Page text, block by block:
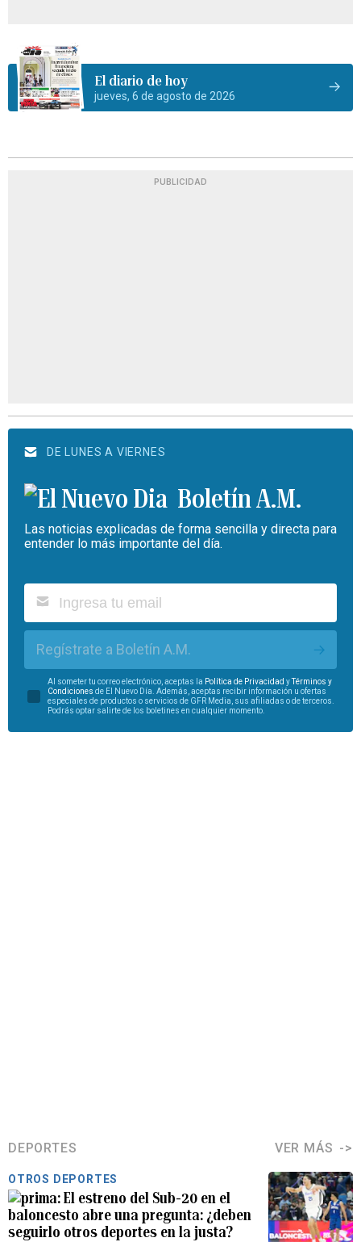
El diario de hoy
jueves, 6 de agosto de 2026
PUBLICIDAD
DE LUNES A VIERNES
Boletín A.M.
Las noticias explicadas de forma sencilla y directa para
entender lo más importante del día.
Regístrate a Boletín A.M.
Al someter tu correo electrónico, aceptas la Política de Privacidad yTérminos y
Condiciones de El Nuevo Día. Además, aceptas recibir información u ofertas
especiales de productos o servicios de GFR Media, sus afiliadas o de terceros.
Podrás optar salirte de los boletines en cualquier momento.
DEPORTES VER MÁS
OTROS DEPORTES
El estreno del Sub-20 en el
baloncesto abre una pregunta: ¿deben
seguirlo otros deportes en la justa?